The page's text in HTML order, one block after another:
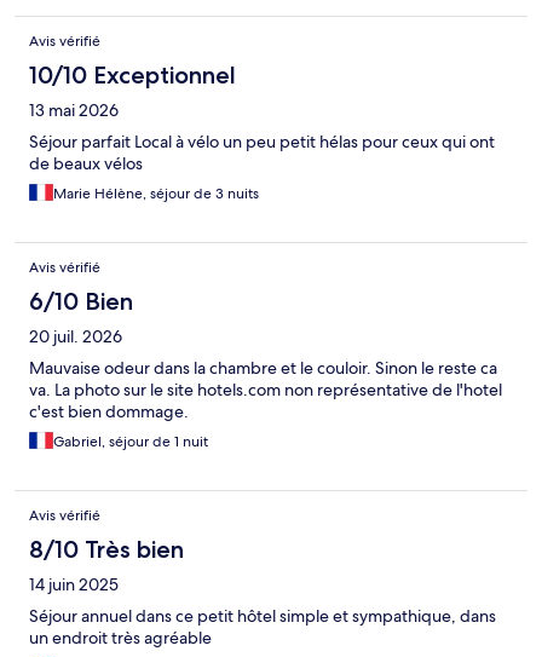
Avis vérifié
10/10 Exceptionnel
13 mai 2026
Séjour parfait Local à vélo un peu petit hélas pour ceux qui ont
de beaux vélos
Marie Hélène, séjour de 3 nuits
Avis vérifié
6/10 Bien
20 juil. 2026
Mauvaise odeur dans la chambre et le couloir. Sinon le reste ca
va. La photo sur le site hotels.com non représentative de l'hotel
c'est bien dommage.
Gabriel, séjour de 1 nuit
Avis vérifié
8/10 Très bien
14 juin 2025
Séjour annuel dans ce petit hôtel simple et sympathique, dans
un endroit très agréable